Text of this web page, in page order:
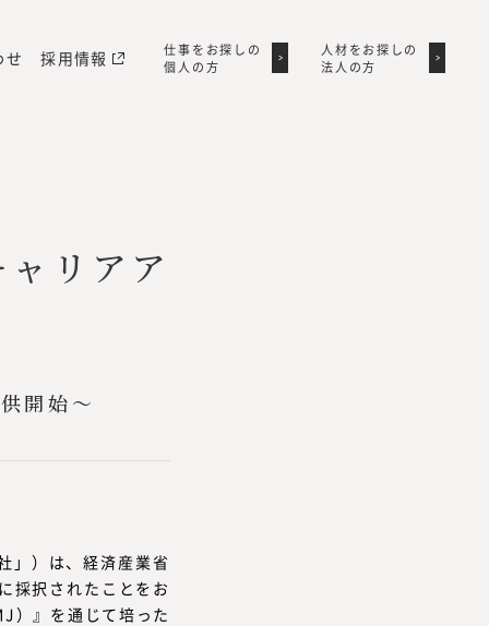
せ 採用情報
仕事をお探しの
個人の方
仕事をお探しの
個人の方
人材をお探しの
法人の方
人材をお探しの
法人の方
リアア
開始〜
」）は、経済産業省
採択されたことをお
）』を通じて培った